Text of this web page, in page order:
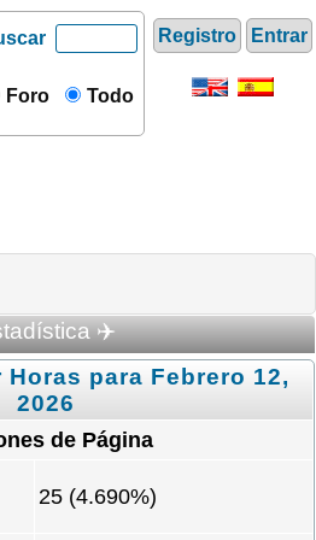
Registro Entrar
Foro Todo
✈️
para Febrero 12,
2026
de Página
25 (4.690%)